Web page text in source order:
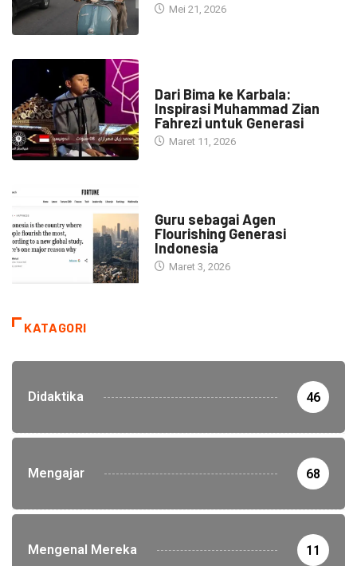
Mei 21, 2026
Dari Bima ke Karbala:
Inspirasi Muhammad Zian
Fahrezi untuk Generasi
Maret 11, 2026
Guru sebagai Agen
Flourishing Generasi
Indonesia
Maret 3, 2026
KATAGORI
Didaktika 46
Mengajar 68
Mengenal Mereka 11